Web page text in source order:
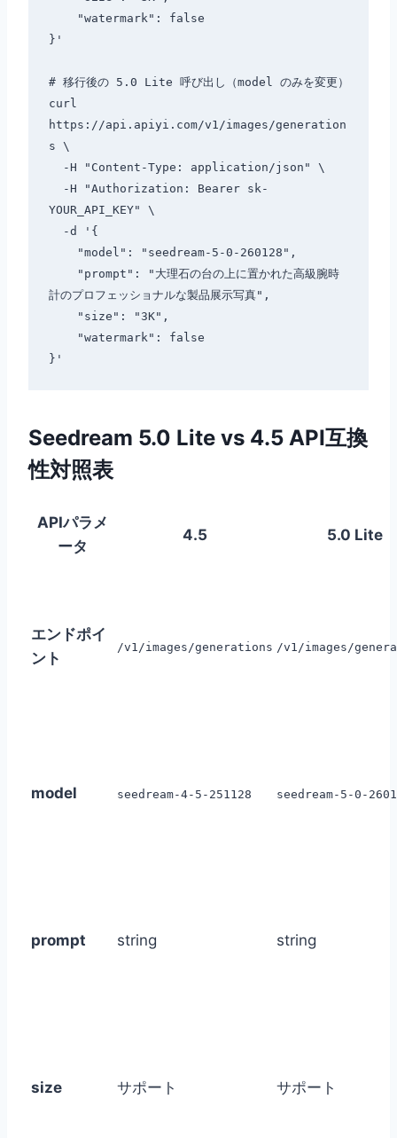
}'
# 移行後の 5.0 Lite 呼び出し（model のみを変更）
curl
https://api.apiyi.com/v1/images/generation
s \
YOUR_API_KEY" \
計のプロフェッショナルな製品展示写真",
Seedream 5.0 Lite vs 4.5 API互換
性対照表
APIパラメ
ータ
4.5 5.0 Lite
エンドポイ
ント
/v1/images/generations /v1/images/
model seedream-4-5-251128 seedream-5-0-
prompt string string
size サポート サポート